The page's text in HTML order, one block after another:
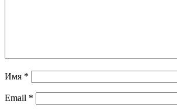
Имя *
Email *